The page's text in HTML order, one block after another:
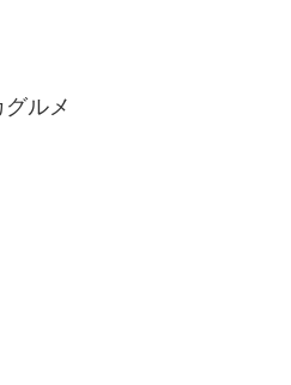
ルメ